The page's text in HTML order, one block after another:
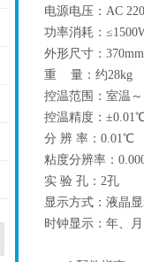
电源电压：AC
功率消耗：
外形尺寸：
重 量：约28kg
控温范围：室温
控温精度：
分 辨 率：0.01℃
粘度分辨率：
实 验 孔：2孔
显示方式：液晶
时钟显示：年、